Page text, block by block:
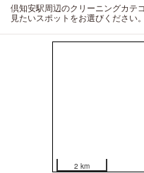
倶知安駅周辺のクリーニングカテ
見たいスポットをお選びください。
2 km